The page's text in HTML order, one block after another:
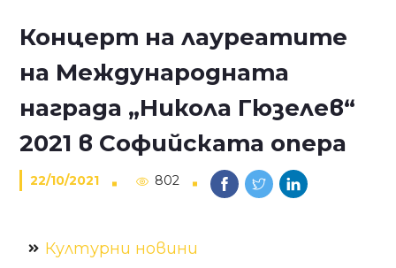
Концерт на лауреатите
на Международната
награда „Никола Гюзелев“
2021 в Софийската опера
22/10/2021 802
Културни новини